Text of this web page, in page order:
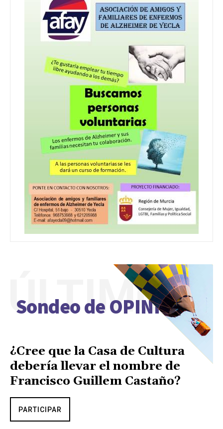
Sondeo de OPINIÓN
ÚLTIMO
¿Cree que la Casa de Cultura
debería llevar el nombre de
Francisco Guillem Castaño?
PARTICIPAR